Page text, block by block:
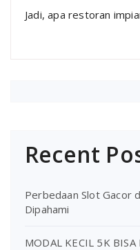
Jadi, apa restoran
Recent
Perbedaan Slot Gacor
Dipahami
MODAL KECIL 5K